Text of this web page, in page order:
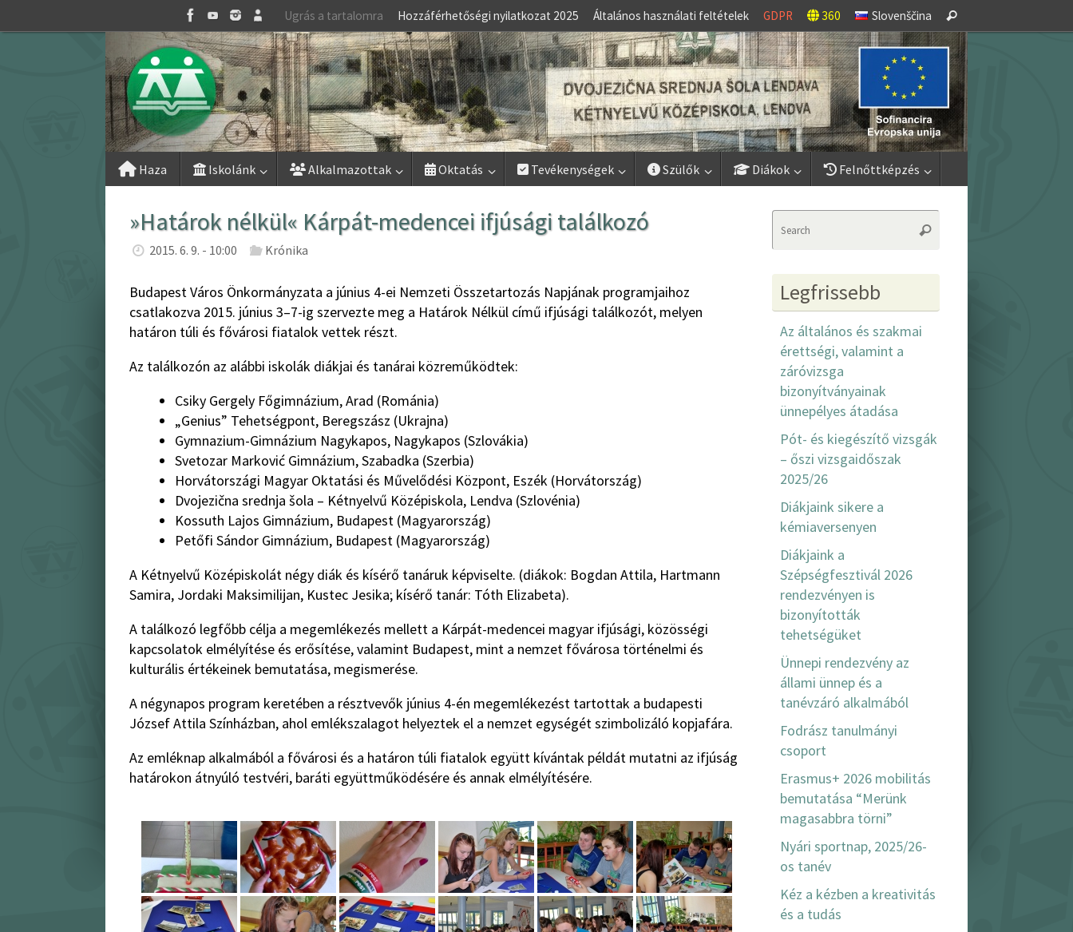
to
Ugrás a tartalomra Hozzáférhetőségi nyilatkozat 2025 Általános használati feltételek GDPR 360 Slovenščina
for:
Search
Skip
Haza Iskolánk Alkalmazottak Oktatás Tevékenységek Szülők Diákok Felnőttképzés
»Határok nélkül« Kárpát-medencei ifjúsági találkozó
2015. 6. 9. - 10:00 Krónika
Budapest Város Önkormányzata a június 4-ei Nemzeti Összetartozás Napjának programjaihoz
csatlakozva 2015. június 3–7-ig szervezte meg a Határok Nélkül című ifjúsági találkozót, melyen
határon túli és fővárosi fiatalok vettek részt.
Az találkozón az alábbi iskolák diákjai és tanárai közreműködtek:
Csiky Gergely Főgimnázium, Arad (Románia)
„Genius” Tehetségpont, Beregszász (Ukrajna)
Gymnazium-Gimnázium Nagykapos, Nagykapos (Szlovákia)
Svetozar Marković Gimnázium, Szabadka (Szerbia)
Horvátországi Magyar Oktatási és Művelődési Központ, Eszék (Horvátország)
Dvojezična srednja šola – Kétnyelvű Középiskola, Lendva (Szlovénia)
Kossuth Lajos Gimnázium, Budapest (Magyarország)
Petőfi Sándor Gimnázium, Budapest (Magyarország)
A Kétnyelvű Középiskolát négy diák és kísérő tanáruk képviselte. (diákok: Bogdan Attila, Hartmann
Samira, Jordaki Maksimilijan, Kustec Jesika; kísérő tanár: Tóth Elizabeta).
A találkozó legfőbb célja a megemlékezés mellett a Kárpát-medencei magyar ifjúsági, közösségi
kapcsolatok elmélyítése és erősítése, valamint Budapest, mint a nemzet fővárosa történelmi és
kulturális értékeinek bemutatása, megismerése.
A négynapos program keretében a résztvevők június 4-én megemlékezést tartottak a budapesti
József Attila Színházban, ahol emlékszalagot helyeztek el a nemzet egységét szimbolizáló kopjafára.
Az emléknap alkalmából a fővárosi és a határon túli fiatalok együtt kívántak példát mutatni az ifjúság
határokon átnyúló testvéri, baráti együttműködésére és annak elmélyítésére.
Search
Legfrissebb
Az általános és szakmai
érettségi, valamint a
záróvizsga
bizonyítványainak
ünnepélyes átadása
Pót- és kiegészítő vizsgák
– őszi vizsgaidőszak
2025/26
Diákjaink sikere a
kémiaversenyen
Diákjaink a
Szépségfesztivál 2026
rendezvényen is
bizonyították
tehetségüket
Ünnepi rendezvény az
állami ünnep és a
tanévzáró alkalmából
Fodrász tanulmányi
csoport
Erasmus+ 2026 mobilitás
bemutatása “Merünk
magasabbra törni”
Nyári sportnap, 2025/26-
os tanév
Kéz a kézben a kreativitás
és a tudás